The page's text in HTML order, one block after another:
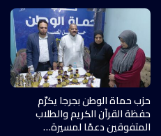
حزب حماة الوطن بجرجا يكرّم
حفظة القرآن الكريم والطلاب
المتفوقين دعمًا لمسيرة…